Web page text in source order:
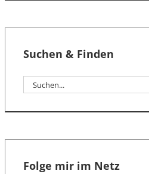
Suchen & Finden
Suche
nach:
Folge mir im Netz